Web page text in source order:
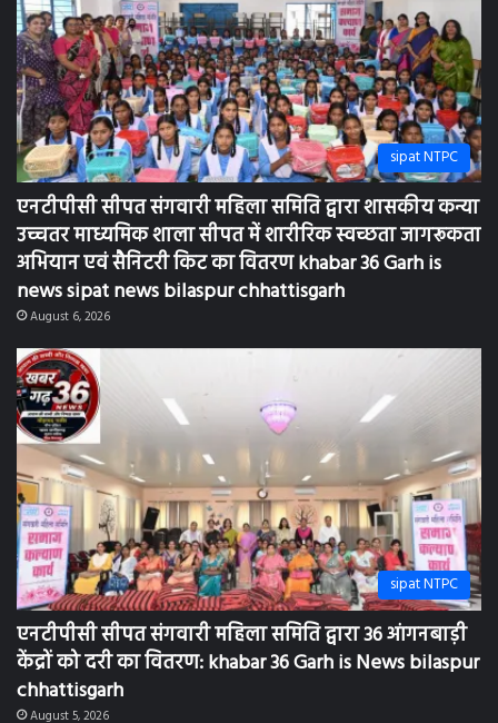
sipat NTPC
एनटीपीसी सीपत संगवारी महिला समिति द्वारा 36 आंगनबाड़ी
केंद्रों को दरी का वितरण: khabar 36 Garh is News bilaspur
chhattisgarh
August 5, 2026
Categories
Bihar
(1)
bilaspur
(715)
chhattisgarh
(2)
khamariya
(2)
New delhi
sipat
(75)
sipat NTPC